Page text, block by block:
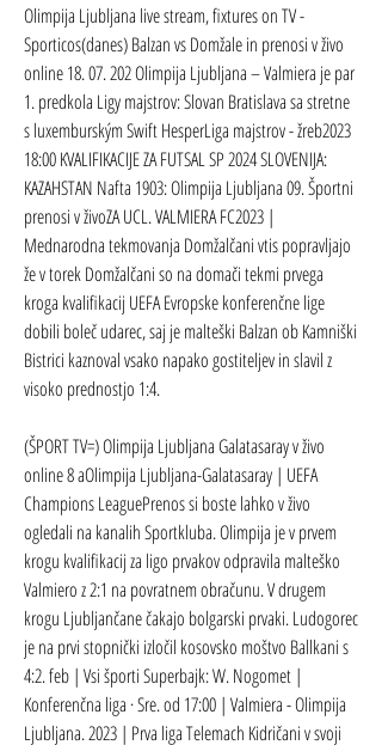
Olimpija Ljubljana live stream, fixtures on TV -
Sporticos(danes) Balzan vs Domžale in prenosi v živo
online 18. 07. 202 Olimpija Ljubljana – Valmiera je par
1. predkola Ligy majstrov: Slovan Bratislava sa stretne
s luxemburským Swift HesperLiga majstrov - žreb2023
18:00 KVALIFIKACIJE ZA FUTSAL SP 2024 SLOVENIJA:
KAZAHSTAN Nafta 1903: Olimpija Ljubljana 09. Športni
prenosi v živoZA UCL. VALMIERA FC2023 |
Mednarodna tekmovanja Domžalčani vtis popravljajo
že v torek Domžalčani so na domači tekmi prvega
kroga kvalifikacij UEFA Evropske konferenčne lige
dobili boleč udarec, saj je malteški Balzan ob Kamniški
Bistrici kaznoval vsako napako gostiteljev in slavil z
visoko prednostjo 1:4.
(ŠPORT TV=) Olimpija Ljubljana Galatasaray v živo
online 8 aOlimpija Ljubljana-Galatasaray | UEFA
Champions LeaguePrenos si boste lahko v živo
ogledali na kanalih Sportkluba. Olimpija je v prvem
krogu kvalifikacij za ligo prvakov odpravila malteško
Valmiero z 2:1 na povratnem obračunu. V drugem
krogu Ljubljančane čakajo bolgarski prvaki. Ludogorec
je na prvi stopnički izločil kosovsko moštvo Ballkani s
4:2. feb | Vsi športi Superbajk: W. Nogomet |
Konferenčna liga · Sre. od 17:00 | Valmiera - Olimpija
Ljubljana. 2023 | Prva liga Telemach Kidričani v svoji